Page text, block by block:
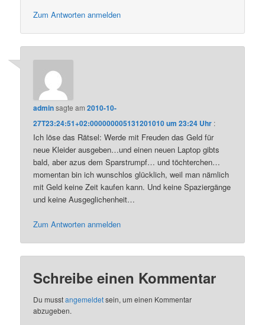
Zum Antworten anmelden
adminsagte am2010-10-
27T23:24:51+02:000000005131201010 um 23:24 Uhr :
Ich löse das Rätsel: Werde mit Freuden das Geld für
neue Kleider ausgeben…und einen neuen Laptop gibts
bald, aber azus dem Sparstrumpf… und töchterchen…
momentan bin ich wunschlos glücklich, weil man nämlich
mit Geld keine Zeit kaufen kann. Und keine Spaziergänge
und keine Ausgeglichenheit…
Zum Antworten anmelden
Schreibe einen Kommentar
Du musstangemeldetsein, um einen Kommentar
abzugeben.